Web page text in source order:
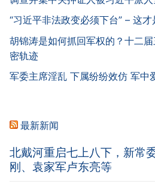
“习近平非法政变必须下台” – 这
胡锦涛是如何抓回军权的？十二
密轨迹
军委主席淫乱 下属纷纷效仿 军中
最新新闻
北戴河重启七上八下，新常
刚、袁家军卢东亮等